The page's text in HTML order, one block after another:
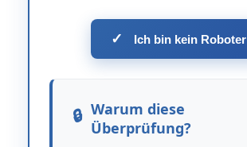
✓ Ich bin kein Roboter
Warum diese
Überprüfung?